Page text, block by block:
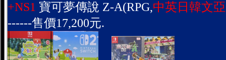
+NS1 寶可夢傳說 Z-A(RPG,中英日韓文
------售價17,200元.